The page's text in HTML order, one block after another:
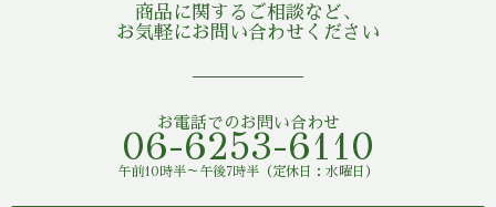
商品に関するご相談など、
お気軽にお問い合わせください
お電話でのお問い合わせ
06-6253-6110
午前10時半～午後7時半（定休日：水曜日）